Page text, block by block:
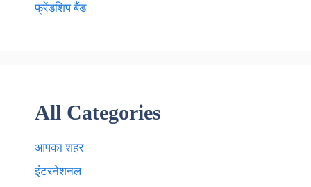
फ्रेंडशिप बैंड
All Categories
आपका शहर
इंटरनेशनल